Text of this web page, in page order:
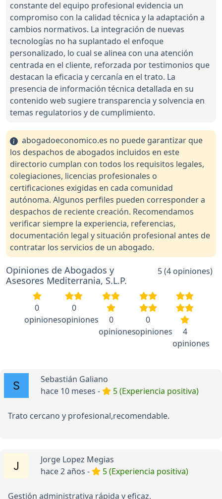
constante del equipo profesional evidencia un
compromiso con la calidad técnica y la adaptación a
cambios normativos. La integración de nuevas
tecnologías no ha suplantado el enfoque
personalizado, lo cual se alinea con una atención
centrada en el cliente, reforzada por testimonios que
destacan la eficacia y cercanía en el trato. La
presencia de información técnica detallada en su
contenido web sugiere transparencia y solvencia en
temas regulatorios y de cumplimiento.
abogadoeconomico.es no puede garantizar que
los despachos de abogados incluidos en este
directorio cumplan con todos los requisitos legales,
colegiaciones, licencias profesionales o
certificaciones exigidas en cada comunidad
autónoma. Algunos perfiles pueden corresponder a
despachos de reciente creación. Recomendamos
verificar siempre la experiencia, referencias,
documentación legal y situación profesional antes de
contratar los servicios de un abogado.
Opiniones de Abogados y
Asesores Mediterrania, S.L.P.
5 (4 opiniones)
0
opiniones
0
opiniones
0
opiniones
0
opiniones
4
opiniones
Sebastián Galiano
hace 10 meses -
5 (Experiencia positiva)
Trato cercano y profesional,recomendable.
Jorge Lopez Megias
hace 2 años -
5 (Experiencia positiva)
Gestión administrativa rápida y eficaz.